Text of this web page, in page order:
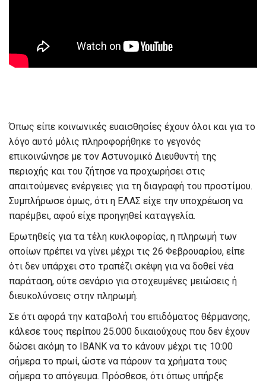
Όπως είπε κοινωνικές ευαισθησίες έχουν όλοι και για το
λόγο αυτό μόλις πληροφορήθηκε το γεγονός
επικοινώνησε με τον Αστυνομικό Διευθυντή της
περιοχής και του ζήτησε να προχωρήσει στις
απαιτούμενες ενέργειες για τη διαγραφή του προστίμου.
Συμπλήρωσε όμως, ότι η ΕΛΑΣ είχε την υποχρέωση να
παρέμβει, αφού είχε προηγηθεί καταγγελία.
Ερωτηθείς για τα τέλη κυκλοφορίας, η πληρωμή των
οποίων πρέπει να γίνει μέχρι τις 26 Φεβρουαρίου, είπε
ότι δεν υπάρχει στο τραπέζι σκέψη για να δοθεί νέα
παράταση, ούτε σενάριο για στοχευμένες μειώσεις ή
διευκολύνσεις στην πληρωμή.
Σε ότι αφορά την καταβολή του επιδόματος θέρμανσης,
κάλεσε τους περίπου 25.000 δικαιούχους που δεν έχουν
δώσει ακόμη το IBANK να το κάνουν μέχρι τις 10:00
σήμερα το πρωί, ώστε να πάρουν τα χρήματα τους
σήμερα το απόγευμα. Πρόσθεσε, ότι όπως υπήρξε